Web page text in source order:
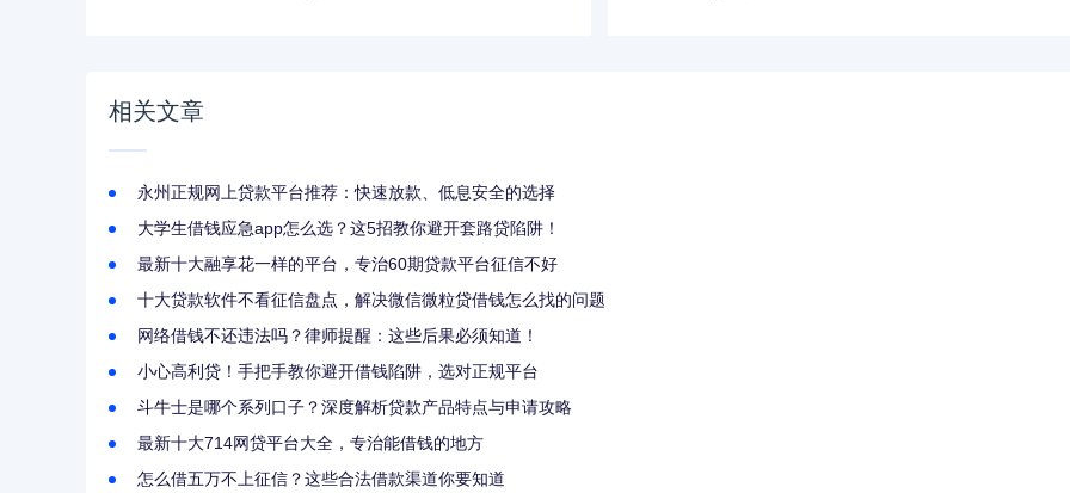
相关文章
永州正规网上贷款平台推荐：快速放款、低息安全的选择
大学生借钱应急app怎么选？这5招教你避开套路贷陷阱！
最新十大融享花一样的平台，专治60期贷款平台征信不好
十大贷款软件不看征信盘点，解决微信微粒贷借钱怎么找的问题
网络借钱不还违法吗？律师提醒：这些后果必须知道！
小心高利贷！手把手教你避开借钱陷阱，选对正规平台
斗牛士是哪个系列口子？深度解析贷款产品特点与申请攻略
最新十大714网贷平台大全，专治能借钱的地方
怎么借五万不上征信？这些合法借款渠道你要知道